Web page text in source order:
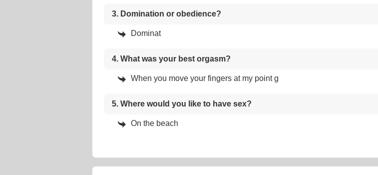
3. Domination or obedience?
Dominat
4. What was your best orgasm?
When you move your fingers at my point g
5. Where would you like to have sex?
On the beach